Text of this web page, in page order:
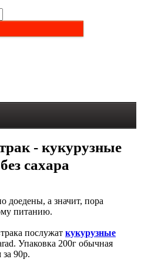
- кукурузные
сахара
доедены, а значит, пора
питанию.
послужат кукурузные
Упаковка 200г обычная
90р.